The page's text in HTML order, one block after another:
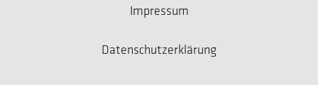
Impressum
Datenschutzerklärung